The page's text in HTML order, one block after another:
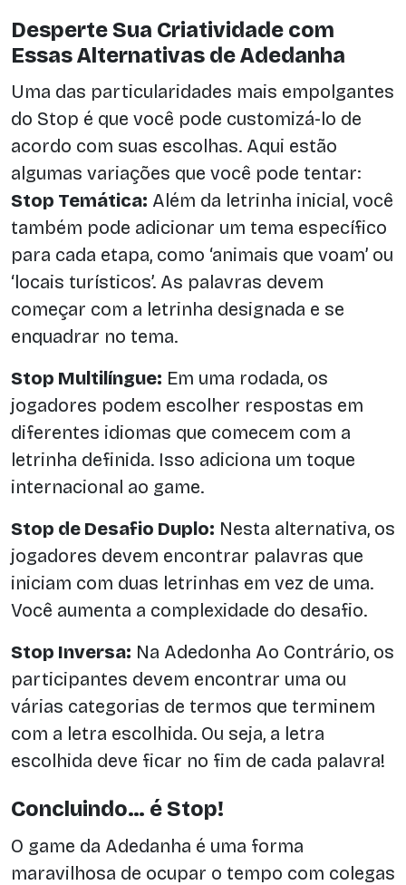
Desperte Sua Criatividade com
Essas Alternativas de Adedanha
Uma das particularidades mais empolgantes
do Stop é que você pode customizá-lo de
acordo com suas escolhas. Aqui estão
algumas variações que você pode tentar:
Stop Temática: Além da letrinha inicial, você
também pode adicionar um tema específico
para cada etapa, como ‘animais que voam’ ou
‘locais turísticos’. As palavras devem
começar com a letrinha designada e se
enquadrar no tema.
Stop Multilíngue: Em uma rodada, os
jogadores podem escolher respostas em
diferentes idiomas que comecem com a
letrinha definida. Isso adiciona um toque
internacional ao game.
Stop de Desafio Duplo: Nesta alternativa, os
jogadores devem encontrar palavras que
iniciam com duas letrinhas em vez de uma.
Você aumenta a complexidade do desafio.
Stop Inversa: Na Adedonha Ao Contrário, os
participantes devem encontrar uma ou
várias categorias de termos que terminem
com a letra escolhida. Ou seja, a letra
escolhida deve ficar no fim de cada palavra!
Concluindo… é Stop!
O game da Adedanha é uma forma
maravilhosa de ocupar o tempo com colegas